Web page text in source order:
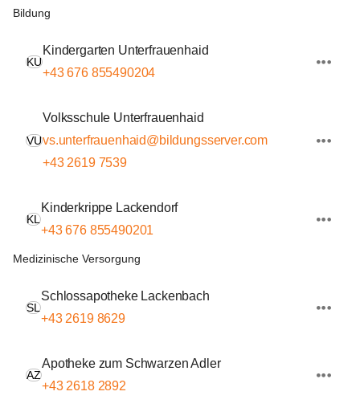
Bildung
KU
Kindergarten Unterfrauenhaid
+43 676 855490204
VU
Volksschule Unterfrauenhaid
vs.unterfrauenhaid@bildungsserver.com
+43 2619 7539
KL
Kinderkrippe Lackendorf
+43 676 855490201
Medizinische Versorgung
SL
Schlossapotheke Lackenbach
+43 2619 8629
AZ
Apotheke zum Schwarzen Adler
+43 2618 2892